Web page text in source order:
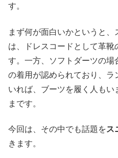
す。
まず何が面白いかというと
は、ドレスコードとして革靴
す。一方、ソフトダーツの
の着用が認められており、ラ
いれば、ブーツを履く人も
まです。
今回は、その中でも話題をス
きます。